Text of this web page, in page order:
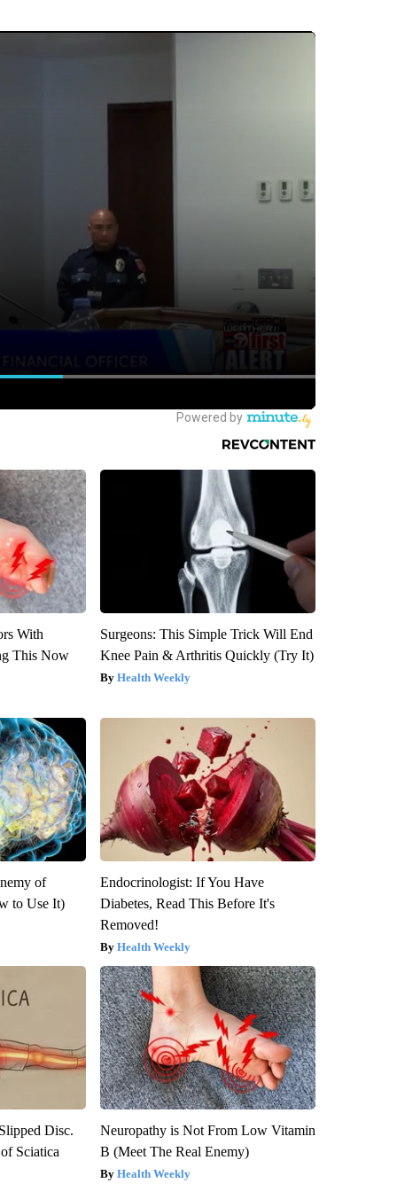
With
This Now
Surgeons: This Simple Trick Will End
Knee Pain & Arthritis Quickly (Try It)
Health Weekly
of
to Use It)
Endocrinologist: If You Have
Diabetes, Read This Before It's
Removed!
Health Weekly
Disc.
Sciatica
Neuropathy is Not From Low Vitamin
B (Meet The Real Enemy)
Health Weekly